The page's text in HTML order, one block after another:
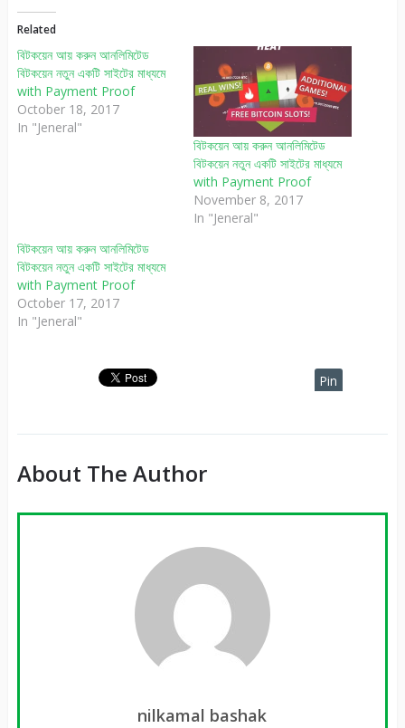
Related
বিটকয়েন আয় করুন আনলিমিটেড
বিটকয়েন নতুন একটি সাইটের মাধ্যমে
with Payment Proof
October 18, 2017
In "Jeneral"
বিটকয়েন আয় করুন আনলিমিটেড
বিটকয়েন নতুন একটি সাইটের মাধ্যমে
with Payment Proof
November 8, 2017
In "Jeneral"
বিটকয়েন আয় করুন আনলিমিটেড
বিটকয়েন নতুন একটি সাইটের মাধ্যমে
with Payment Proof
October 17, 2017
In "Jeneral"
Pin
About The Author
nilkamal bashak